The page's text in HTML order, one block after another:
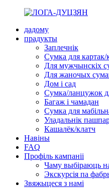
дадому
прадукты
Заплечнік
Сумка для
Для мужчынскіх
Для жаночых
Дом і сад
Сумка/ланцужок
Багаж і чамадан
Сумка для
Уладальнік
Кашалёк/клатч
Навіны
FAQ
Профіль кампаніі
Чаму выбіраюць
Экскурсія па
Звяжыцеся з намі